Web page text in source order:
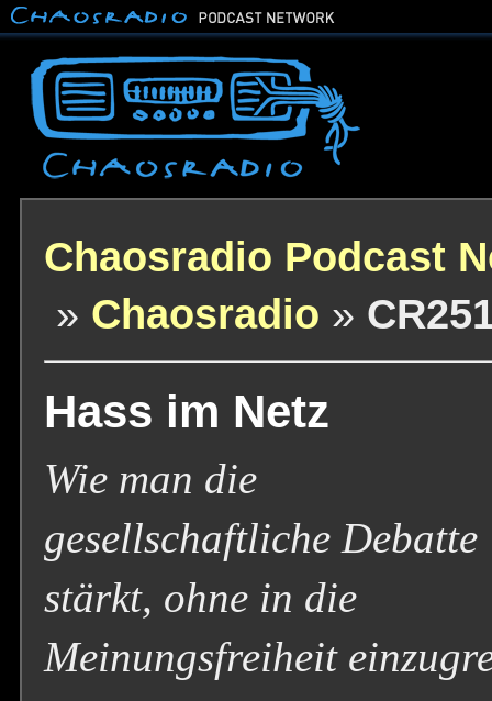
Chaosradio Podcast
» Chaosradio »
Hass im Netz
Wie man die
gesellschaftliche Debatte
stärkt, ohne in die
Meinungsfreiheit